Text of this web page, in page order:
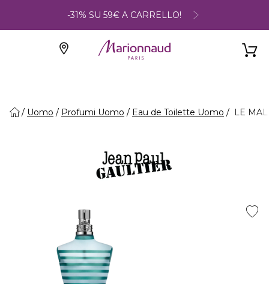
-31% SU 59€ A CARRELLO!
Uomo Profumi Uomo Eau de Toilette Uomo LE